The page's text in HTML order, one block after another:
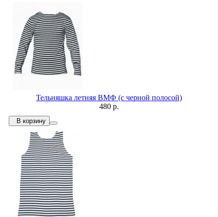
Тельняшка летняя ВМФ (с черной полосой)
480 р.
В корзину